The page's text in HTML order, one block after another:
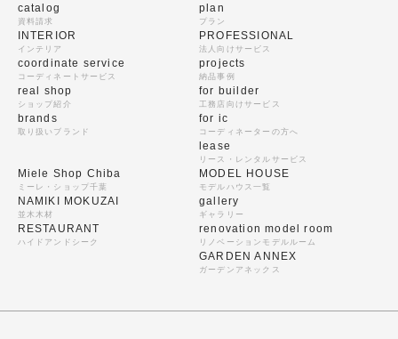
catalog
資料請求
plan
プラン
INTERIOR
インテリア
coordinate service
コーディネートサービス
real shop
ショップ紹介
brands
取り扱いブランド
PROFESSIONAL
法人向けサービス
projects
納品事例
for builder
工務店向けサービス
for ic
コーディネーターの方へ
lease
リース・レンタルサービス
Miele Shop Chiba
ミーレ・ショップ千葉
NAMIKI MOKUZAI
並木木材
RESTAURANT
ハイドアンドシーク
MODEL HOUSE
モデルハウス一覧
gallery
ギャラリー
renovation model room
リノベーションモデルルーム
GARDEN ANNEX
ガーデンアネックス